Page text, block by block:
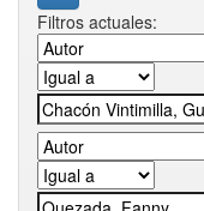
Filtros actuales: